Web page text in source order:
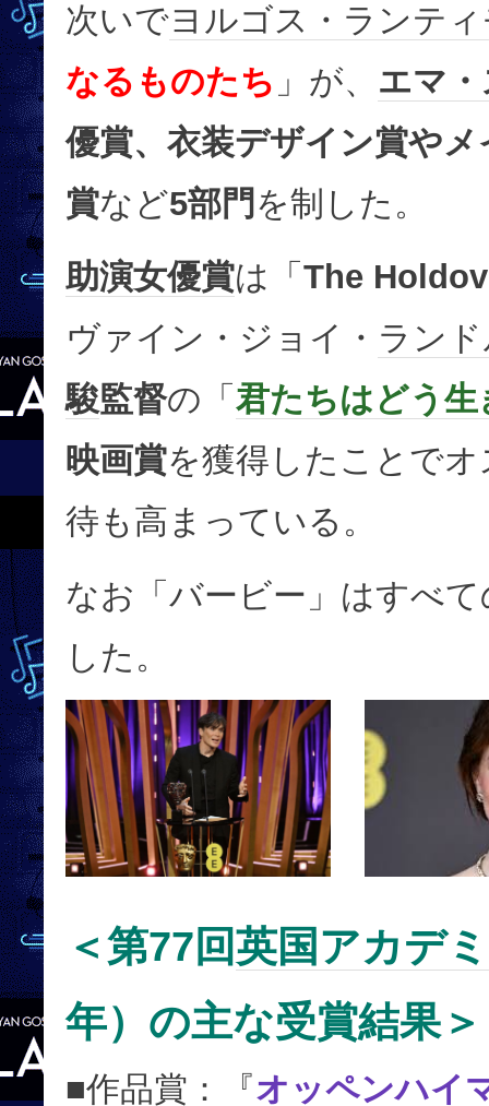
次いでヨルゴス・ランテ
なるものたち 」が、 エマ
優賞、衣装デザイン賞や
賞など5部門 を制した。
助演女優賞は「 The
ヴァイン・ジョイ・ ラン
駿監督の「 君たちはどう生
映画賞を獲得したことで
待も高まっている。
なお「バービー」はすべ
した。
＜第77回英国アカデ
年）の主な受賞結果＞
■作品賞：『オッペンハイ